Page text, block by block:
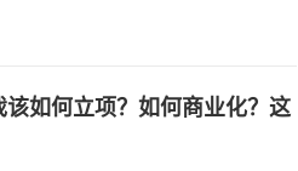
如何立项？如何商业化？这